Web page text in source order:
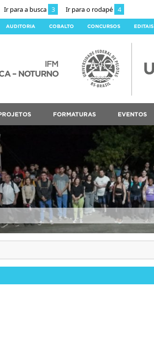
Ir para a busca 3 Ir para o rodapé 4
AUDITORIA COBALTO CONCURSOS EDITAIS
IFM
– NOTURNO
FORMATURAS EVENTOS